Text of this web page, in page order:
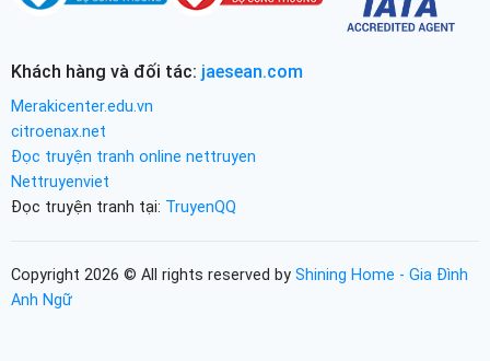
Khách hàng và đối tác: jaesean.com
Merakicenter.edu.vn
citroenax.net
Đọc truyện tranh online nettruyen
Nettruyenviet
Đọc truyện tranh tại: TruyenQQ
Copyright 2026 © All rights reserved by Shining Home - Gia Đình
Anh Ngữ